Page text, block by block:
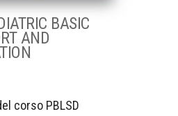
BASIC
AND
corso PBLSD